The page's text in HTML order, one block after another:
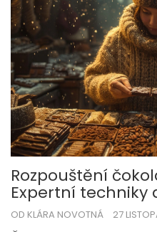
Rozpouštění
Expertní techniky
OD KLÁRA NOVOTNÁ 27